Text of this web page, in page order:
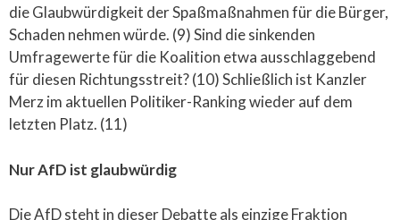
die Glaubwürdigkeit der Spaßmaßnahmen für die Bürger,
Schaden nehmen würde. (9) Sind die sinkenden
Umfragewerte für die Koalition etwa ausschlaggebend
für diesen Richtungsstreit? (10) Schließlich ist Kanzler
Merz im aktuellen Politiker-Ranking wieder auf dem
letzten Platz. (11)
Nur AfD ist glaubwürdig
Die AfD steht in dieser Debatte als einzige Fraktion